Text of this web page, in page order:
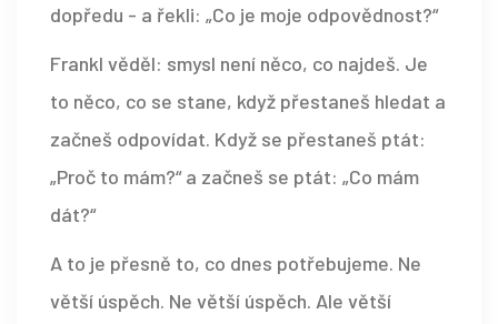
dopředu - a řekli: „Co je moje odpovědnost?“
Frankl věděl: smysl není něco, co najdeš. Je
to něco, co se stane, když přestaneš hledat a
začneš odpovídat. Když se přestaneš ptát:
„Proč to mám?“ a začneš se ptát: „Co mám
dát?“
A to je přesně to, co dnes potřebujeme. Ne
větší úspěch. Ne větší úspěch. Ale větší